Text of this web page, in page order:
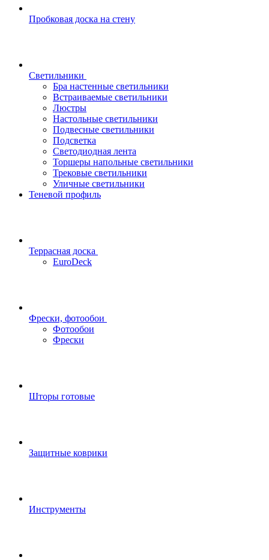
Пробковая доска на стену
Светильники
Бра настенные светильники
Встраиваемые светильники
Люстры
Настольные светильники
Подвесные светильники
Подсветка
Светодиодная лента
Торшеры напольные светильники
Трековые светильники
Уличные светильники
Теневой профиль
Террасная доска
EuroDeck
Фрески, фотообои
Фотообои
Фрески
Шторы готовые
Защитные коврики
Инструменты